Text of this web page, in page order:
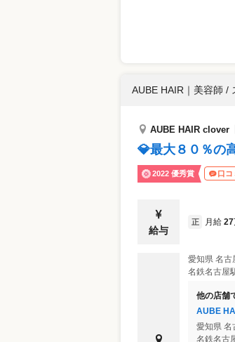
AUBE HAIR ｜ 美容師 /
AUBE HAIR clover
💎最大８０％の
2022 優秀賞 口コ
給与
正 月給 27
愛知県 名古
名鉄名古屋
他の店舗
AUBE
愛知県 名
名鉄名古